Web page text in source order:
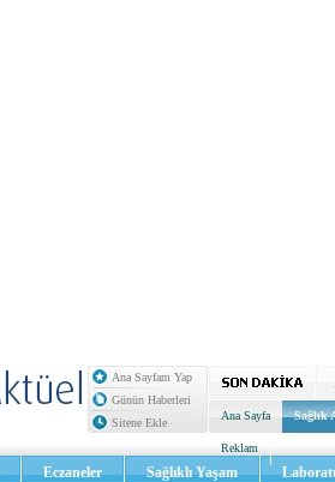
Ana Sayfam Yap
Günün Haberleri
Sitene Ekle
Ana Sayfa Sağlık
Reklam
Eczaneler Sağlıklı Yaşam